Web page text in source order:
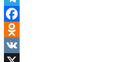
Telegram
Facebook
Odnoklassniki